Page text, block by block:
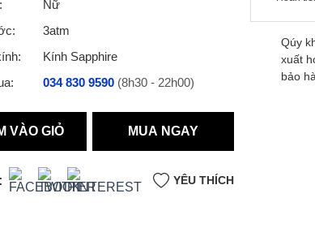
Nữ
3atm
Kính Sapphire
034 830 9590 (8h30 - 22h00)
VÀO GIỎ MUA NGAY
YÊU THÍCH
Qúy
xuất
bảo